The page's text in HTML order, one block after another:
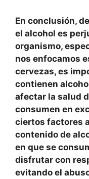
En conclusión,
el alcohol es
organismo,
nos enfocamos
cervezas, es
contienen
afectar la salud
consumen en
ciertos factores
contenido de
en que se
disfrutar con
evitando el